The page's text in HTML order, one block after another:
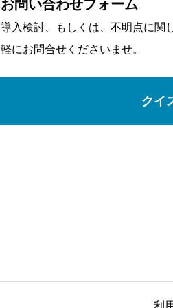
お問い合わせフォーム
導入検討、もしくは、不明点に関
軽にお問合せくださいませ。
クイ
利